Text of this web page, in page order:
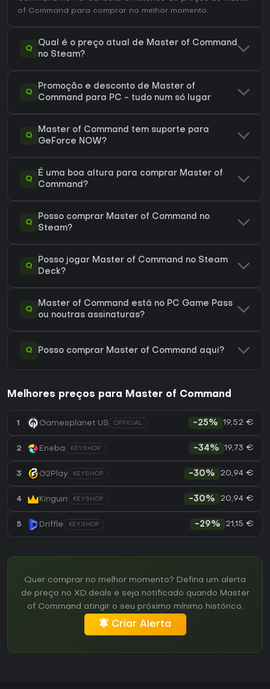
of Command para comprar no melhor momento.
Q
Qual é o preço atual de Master of Command
no Steam?
Q
Promoção e desconto de Master of
Command para PC - tudo num só lugar
Q
Master of Command tem suporte para
GeForce NOW?
Q
É uma boa altura para comprar Master of
Command?
Q
Posso comprar Master of Command no
Steam?
Q
Posso jogar Master of Command no Steam
Deck?
Q
Master of Command está no PC Game Pass
ou noutras assinaturas?
Q Posso comprar Master of Command aqui?
Melhores preços para Master of Command
1 Gamesplanet US OFFICIAL -25% 19,52 €
2 Eneba KEYSHOP -34% 19,73 €
3 G2Play KEYSHOP -30% 20,94 €
4 Kinguin KEYSHOP -30% 20,94 €
5 Driffle KEYSHOP -29% 21,15 €
Quer comprar no melhor momento? Defina um alerta
de preço no XD.deals e seja notificado quando Master
of Command atingir o seu próximo mínimo histórico.
Criar Alerta